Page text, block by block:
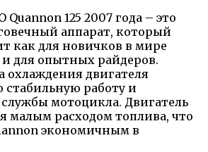
125 2007 года – это
аппарат, который
как для новичков в мире
для опытных райдеров.
охлаждения двигателя
стабильную работу и
мотоцикла. Двигатель
малым расходом топлива, что
экономичным в